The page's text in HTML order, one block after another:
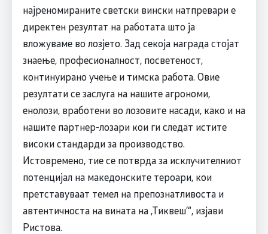
најреномираните светски вински натпревари е
директен резултат на работата што ја
вложуваме во лозјето. Зад секоја награда стојат
знаење, професионалност, посветеност,
континуирано учење и тимска работа. Овие
резултати се заслуга на нашите агрономи,
енолози, вработени во лозовите насади, како и на
нашите партнер-лозари кои ги следат истите
високи стандарди за производство.
Истовремено, тие се потврда за исклучителниот
потенцијал на македонските тероари, кои
претставуваат темел на препознатливоста и
автентичноста на вината на ,Тиквеш’“, изјави
Ристова.